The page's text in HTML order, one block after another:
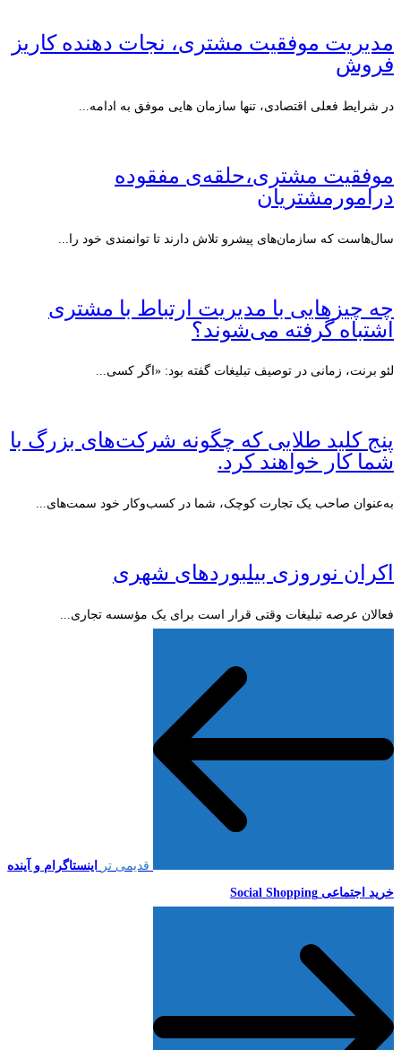
مدیریت موفقیت مشتری، نجات دهنده کاریز
فروش
در شرایط فعلی اقتصادی، تنها سازمان هایی موفق به ادامه...
موفقیت مشتری،حلقه‌ی مفقوده
درامورمشتریان
سال‌هاست که سازمان‌های پیشرو تلاش دارند تا توانمندی خود را...
چه چیزهایی با مدیریت ارتباط با مشتری
اشتباه گرفته می‌شوند؟
لئو برنت، زمانی در توصیف تبلیغات گفته بود: «اگر کسی...
پنج کلید طلایی که چگونه شرکت‌های بزرگ با
شما کار خواهند کرد.
به‌عنوان صاحب یک تجارت کوچک، شما در کسب‌وکار خود سمت‌های...
اکران نوروزی بیلبوردهای شهری
فعالان عرصه تبلیغات وقتی قرار است برای یک مؤسسه تجاری...
قدیمی تر
اینستاگرام و آینده
خرید اجتماعی Social Shopping